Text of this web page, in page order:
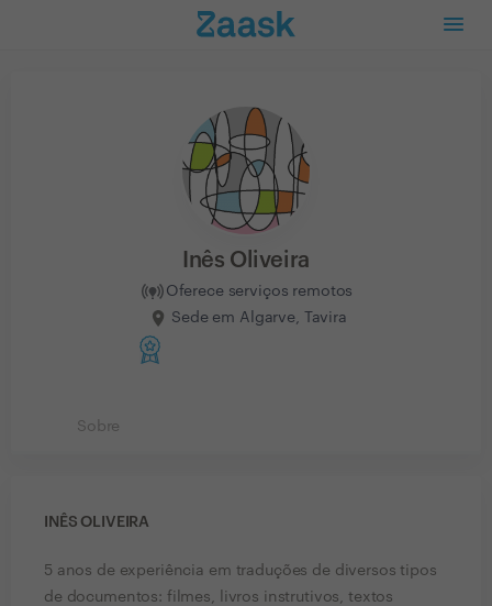
Inês Oliveira
Oferece serviços remotos
Sede em Algarve, Tavira
Sobre
INÊS OLIVEIRA
5 anos de experiência em traduções de diversos tipos
de documentos: filmes, livros instrutivos, textos